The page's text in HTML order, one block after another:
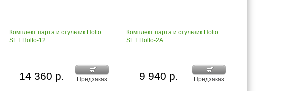
Комплект парта и стульчик Holto
SET Holto-12
Предзаказ
14 360 р.
Комплект парта и стульчик Holto
SET Holto-2A
Предзаказ
9 940 р.